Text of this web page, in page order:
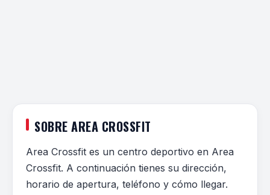
SOBRE AREA CROSSFIT
Area Crossfit es un centro deportivo en Area
Crossfit. A continuación tienes su dirección,
horario de apertura, teléfono y cómo llegar.